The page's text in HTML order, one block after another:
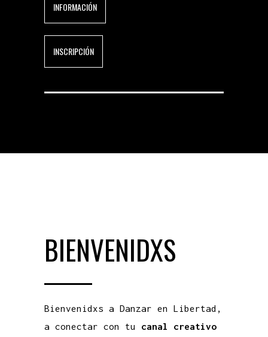
INFORMACIÓN
INSCRIPCIÓN
BIENVENIDXS
Bienvenidxs a Danzar en Libertad,
a conectar con tu canal creativo